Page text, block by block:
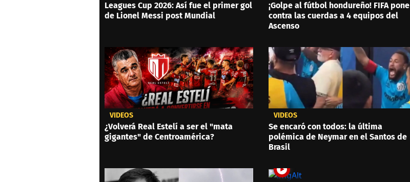
Leagues Cup 2026: Así fue el primer gol
de Lionel Messi post Mundial
¡Golpe al fútbol hondureño! FIFA pone
contra las cuerdas a 4 equipos del
Ascenso
VIDEOS
¿Volverá Real Estelí a ser el "mata
gigantes" de Centroamérica?
VIDEOS
Se encaró con todos: la última
polémica de Neymar en el Santos de
Brasil